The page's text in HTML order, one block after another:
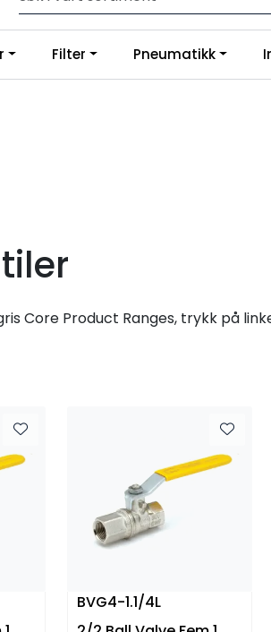
og fittings hos oss, så tilpasser og
Filter Pneumatikk
Core Product Ranges, trykk på
BVG4-1.1/4L